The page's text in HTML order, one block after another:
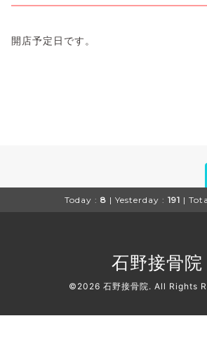
開店予定日です。
Today : 8 | Yesterday : 191 |
石野接骨院
©2026 石野接骨院. All Rights